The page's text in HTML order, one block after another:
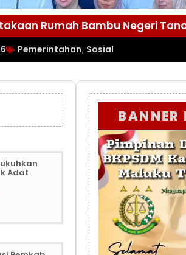
Rumah Bambu Negeri
Pemerintahan Sosial
Adat
BANNER